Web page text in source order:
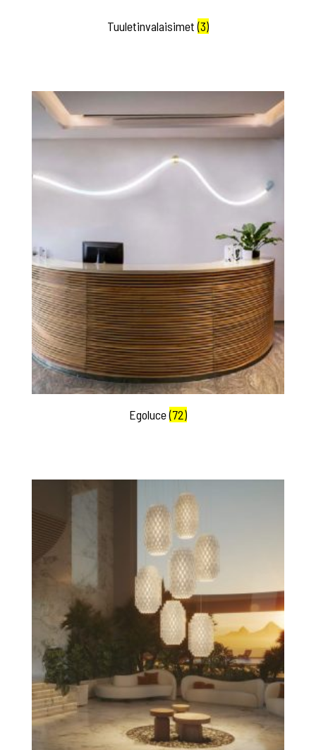
Tuuletinvalaisimet(3)
Egoluce(72)